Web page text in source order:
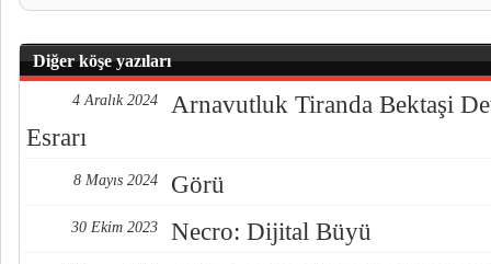
Diğer köşe yazıları
4 Aralık 2024
Arnavutluk Tiranda Bektaşi
Esrarı
8 Mayıs 2024 Görü
30 Ekim 2023 Necro: Dijital Büyü